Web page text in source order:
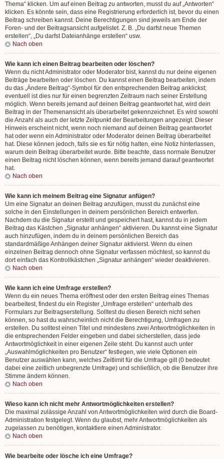
Thema“ klicken. Um auf einen Beitrag zu antworten, musst du auf „Antworten“
klicken. Es könnte sein, dass eine Registrierung erforderlich ist, bevor du einen
Beitrag schreiben kannst. Deine Berechtigungen sind jeweils am Ende der
Foren- und der Beitragsansicht aufgelistet. Z. B. „Du darfst neue Themen
erstellen“, „Du darfst Dateianhänge erstellen“ usw.
Nach oben
Wie kann ich einen Beitrag bearbeiten oder löschen?
Wenn du nicht Administrator oder Moderator bist, kannst du nur deine eigenen
Beiträge bearbeiten oder löschen. Du kannst einen Beitrag bearbeiten, indem
du das „Ändere Beitrag“-Symbol für den entsprechenden Beitrag anklickst;
eventuell ist dies nur für einen begrenzten Zeitraum nach seiner Erstellung
möglich. Wenn bereits jemand auf deinen Beitrag geantwortet hat, wird dein
Beitrag in der Themenansicht als überarbeitet gekennzeichnet. Es wird sowohl
die Anzahl als auch der letzte Zeitpunkt der Bearbeitungen angezeigt. Dieser
Hinweis erscheint nicht, wenn noch niemand auf deinen Beitrag geantwortet
hat oder wenn ein Administrator oder Moderator deinen Beitrag überarbeitet
hat. Diese können jedoch, falls sie es für nötig halten, eine Notiz hinterlassen,
warum dein Beitrag überarbeitet wurde. Bitte beachte, dass normale Benutzer
einen Beitrag nicht löschen können, wenn bereits jemand darauf geantwortet
hat.
Nach oben
Wie kann ich meinem Beitrag eine Signatur anfügen?
Um eine Signatur an deinen Beitrag anzufügen, musst du zunächst eine
solche in den Einstellungen in deinem persönlichen Bereich entwerfen.
Nachdem du die Signatur erstellt und gespeichert hast, kannst du in jedem
Beitrag das Kästchen „Signatur anhängen“ aktivieren. Du kannst eine Signatur
auch hinzufügen, indem du in deinem persönlichen Bereich das
standardmäßige Anhängen deiner Signatur aktivierst. Wenn du einen
einzelnen Beitrag dennoch ohne Signatur verfassen möchtest, so kannst du
dort einfach das Kontrollkästchen „Signatur anhängen“ wieder deaktivieren.
Nach oben
Wie kann ich eine Umfrage erstellen?
Wenn du ein neues Thema eröffnest oder den ersten Beitrag eines Themas
bearbeitest, findest du ein Register „Umfrage erstellen“ unterhalb des
Formulars zur Beitragserstellung. Solltest du diesen Bereich nicht sehen
können, so hast du wahrscheinlich nicht die Berechtigung, Umfragen zu
erstellen. Du solltest einen Titel und mindestens zwei Antwortmöglichkeiten in
die entsprechenden Felder eingeben und dabei sicherstellen, dass jede
Antwortmöglichkeit in einer eigenen Zeile steht. Du kannst auch unter
„Auswahlmöglichkeiten pro Benutzer“ festlegen, wie viele Optionen ein
Benutzer auswählen kann, welches Zeitlimit für die Umfrage gilt (0 bedeutet
dabei eine zeitlich unbegrenzte Umfrage) und schließlich, ob die Benutzer ihre
Stimme ändern können.
Nach oben
Wieso kann ich nicht mehr Antwortmöglichkeiten erstellen?
Die maximal zulässige Anzahl von Antwortmöglichkeiten wird durch die Board-
Administration festgelegt. Wenn du glaubst, mehr Antwortmöglichkeiten als
zugelassen zu benötigen, kontaktiere einen Administrator.
Nach oben
Wie bearbeite oder lösche ich eine Umfrage?